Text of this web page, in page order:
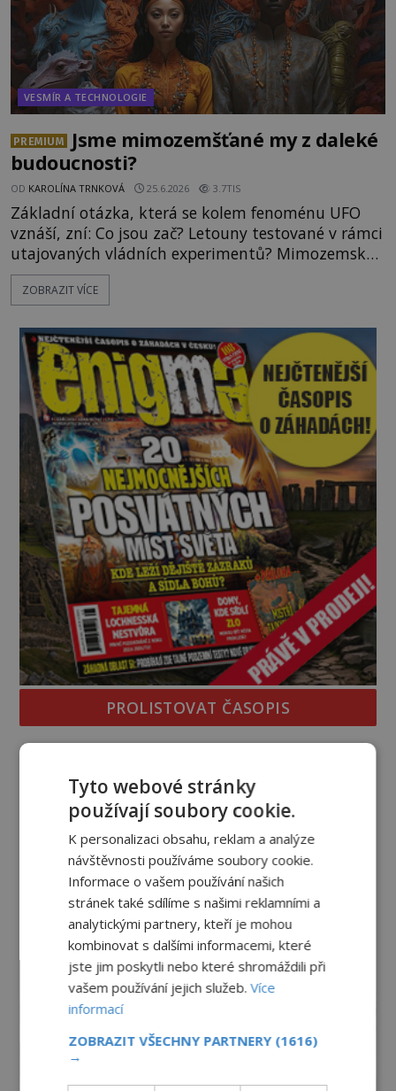
VESMÍR A TECHNOLOGIE
PREMIUM
Jsme mimozemšťané my z daleké
budoucnosti?
OD KAROLÍNA TRNKOVÁ 25.6.2026 3.7TIS
Základní otázka, která se kolem fenoménu UFO
vznáší, zní: Co jsou zač? Letouny testované v rámci
utajovaných vládních experimentů? Mimozemské
vesmírné lodě plnící na Zemi nám neznámý úkol?
Skokani mezi dimenzemi, putující po mostech
možnostech již desítky let vzrušeně diskutují
vědci, ufologo
ZOBRAZIT VÍCE
PROLISTOVAT ČASOPIS
reklama
Tyto webové stránky
používají soubory cookie.
K personalizaci obsahu, reklam a analýze
návštěvnosti používáme soubory cookie.
Informace o vašem používání našich
stránek také sdílíme s našimi reklamními a
analytickými partnery, kteří je mohou
kombinovat s dalšími informacemi, které
jste jim poskytli nebo které shromáždili při
vašem používání jejich služeb.Více
informací
ZOBRAZIT VŠECHNY PARTNERY (1616)
→